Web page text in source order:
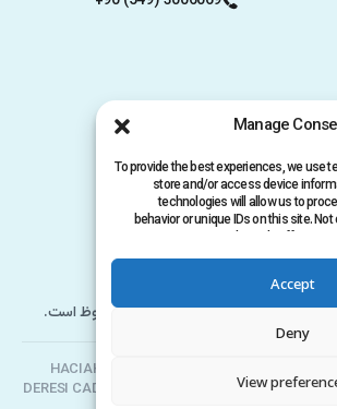
Manage
To provide the best experiences, we use
store and/or access device
technologies will allow us to
behavior or unique IDs on this site.
consent, may adversely affect
Accept
Deny
View
سیاست حفظ حریم خصوصی
Clinicana پیوند مو و جراحی‌های زیبایی | HACIAHMET MAH. KURTULUS
DERESI CAD. NO: 15 -21 IC KAPI NO: 94